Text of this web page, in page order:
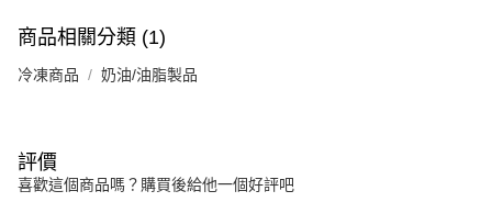
商品相關分類 (1)
冷凍商品 奶油/油脂製品
評價
喜歡這個商品嗎？購買後給他一個好評吧